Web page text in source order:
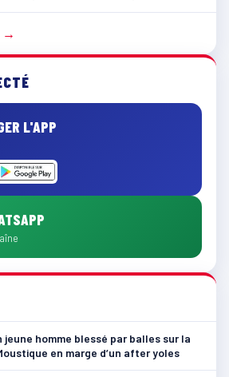
→
L'APP
homme blessé par balles sur la
en marge d’un after yoles